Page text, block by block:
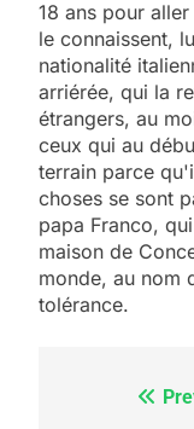
18 ans pour
le connaissent,
nationalité
arriérée, qui la
étrangers, au
ceux qui au
terrain parce
choses se sont
papa Franco,
maison de
monde, au nom
tolérance.